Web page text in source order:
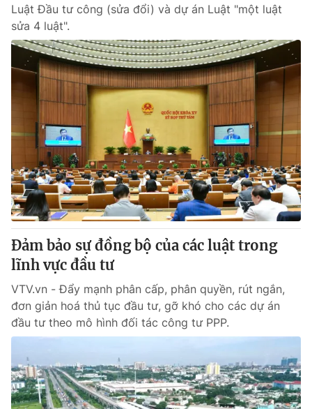
Luật Đầu tư công (sửa đổi) và dự án Luật "một luật
sửa 4 luật".
Đảm bảo sự đồng bộ của các luật trong
lĩnh vực đầu tư
VTV.vn - Đẩy mạnh phân cấp, phân quyền, rút ngắn,
đơn giản hoá thủ tục đầu tư, gỡ khó cho các dự án
đầu tư theo mô hình đối tác công tư PPP.